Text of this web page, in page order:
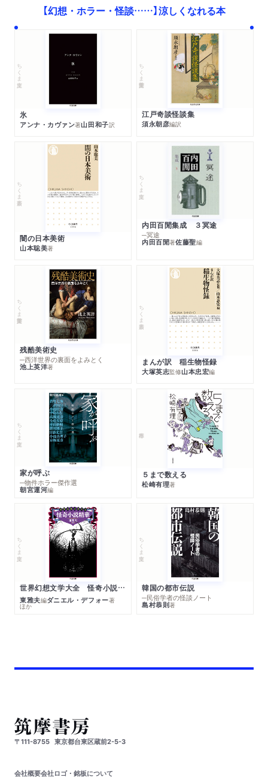
【幻想・ホラー・怪談……】涼しくなれる本
ちくま文庫
氷
アンナ・カヴァン著山田和子訳
ちくま学芸文庫
江戸奇談怪談集
須永朝彦編訳
ちくま新書
闇の日本美術
山本聡美著
ちくま文庫
内田百閒集成 ３冥途
─冥途
内田百閒著佐藤聖編
ちくま学芸文庫
残酷美術史
─西洋世界の裏面をよみとく
池上英洋著
ちくま新書
まんが訳 稲生物怪録
大塚英志監修山本忠宏編
ちくま文庫
家が呼ぶ
─物件ホラー傑作選
朝宮運河編
５まで数える
松崎有理著
ちくま文庫
世界幻想文学大全 怪奇小説精華
東雅夫編ダニエル・デフォー著
ほか
ちくま文庫
韓国の都市伝説
─民俗学者の怪談ノート
島村恭則著
〒111-8755 東京都台東区蔵前2-5-3
会社概要会社ロゴ・銘板について